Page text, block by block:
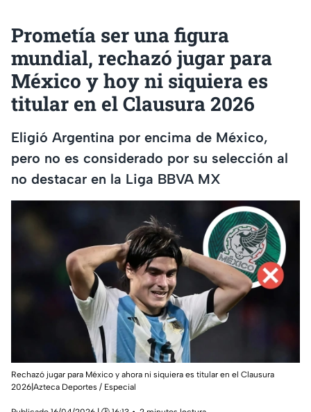
Prometía ser una figura
mundial, rechazó jugar para
México y hoy ni siquiera es
titular en el Clausura 2026
Eligió Argentina por encima de México,
pero no es considerado por su selección al
no destacar en la Liga BBVA MX
Rechazó jugar para México y ahora ni siquiera es titular en el Clausura
2026|Azteca Deportes / Especial